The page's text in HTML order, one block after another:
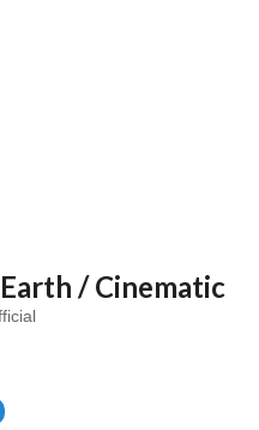
/ Cinematic